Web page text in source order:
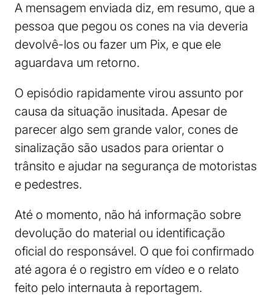
A mensagem enviada diz, em resumo, que a
pessoa que pegou os cones na via deveria
devolvê-los ou fazer um Pix, e que ele
aguardava um retorno.
O episódio rapidamente virou assunto por
causa da situação inusitada. Apesar de
parecer algo sem grande valor, cones de
sinalização são usados para orientar o
trânsito e ajudar na segurança de motoristas
e pedestres.
Até o momento, não há informação sobre
devolução do material ou identificação
oficial do responsável. O que foi confirmado
até agora é o registro em vídeo e o relato
feito pelo internauta à reportagem.